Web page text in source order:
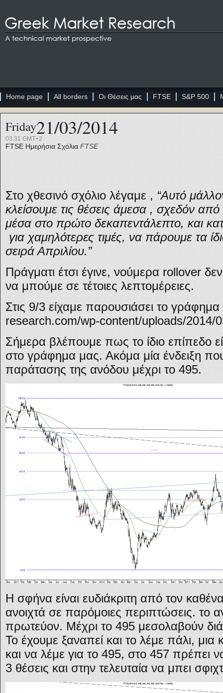
Home page All borders Οι Θέσεις μας FTSE S&P 500
Friday21/03/2014
03:31 GMT+2
FTSE Ημερήσια Σχόλια FTSE
Στο χθεσινό σχόλιο λέγαμε , “Αυτό
κλείσουμε τις θέσεις άμεσα , σχεδόν
μέσα στο πρώτο δεκαπεντάλεπτο, και
για χαμηλότερες τιμές, να πάρουμε τα
σειρά Απριλίου.”
Πράγματι έτσι έγινε, νούμερα rollover
να μπούμε σε τέτοιες λεπτομέρειες.
Στις 9/3 είχαμε παρουσιάσει το
research.com/wp-content/uploads/2014/
Σήμερα βλέπουμε πως το ίδιο επίπεδο
στο γράφημα μας. Ακόμα μία ένδειξη που
παράτασης της ανόδου μέχρι το 495.
Η σφήνα είναι ευδιάκριτη από τον
ανοιχτά σε παρόμοιες περιπτώσεις. το
πρωτεύον. Μέχρι το 495 μεσολαβούν
Το έχουμε ξαναπεί και το λέμε πάλι, μια
και να λέμε για το 495, στο 457 πρέπει
3 θέσεις και στην τελευταία να μπει